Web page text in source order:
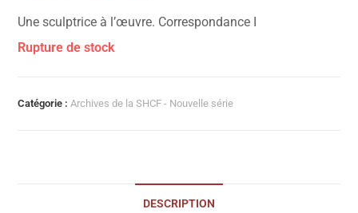
Une sculptrice à l’œuvre. Correspondance I
Rupture de stock
Catégorie :Archives de la SHCF - Nouvelle série
DESCRIPTION